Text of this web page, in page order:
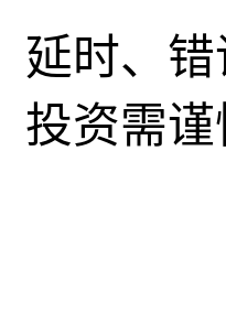
延时、
投资需